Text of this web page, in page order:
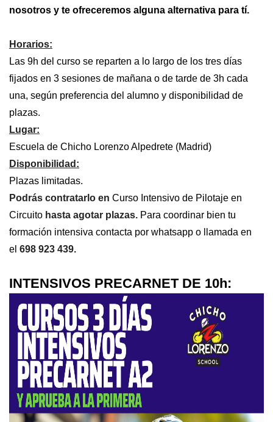
nosotros y te ofreceremos alguna alternativa para tí.
Horarios:
Las 9h del curso se reparten a lo largo de los tres días
fijados en 3 sesiones de mañana o de tarde de 3h cada
una, según preferencia del alumno y disponibilidad de
plazas.
Lugar:
Escuela de Chicho Lorenzo Alpedrete (Madrid)
Disponibilidad:
Plazas limitadas.
Podrás contratarlo en Curso Intensivo de Pilotaje en
Circuito hasta agotar plazas. Para coordinar bien tu
formación intensiva contacta por whatsapp o llamada en
el 698 923 439.
INTENSIVOS PRECARNET DE 10h: